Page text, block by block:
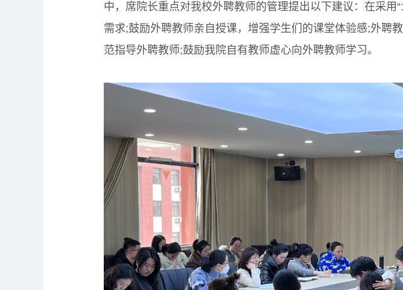
中，席院长重点对我校外聘教师的管理提出以下建议：在采
需求;鼓励外聘教师亲自授课，增强学生们的课堂体验感;外聘
范指导外聘教师;鼓励我院自有教师虚心向外聘教师学习。